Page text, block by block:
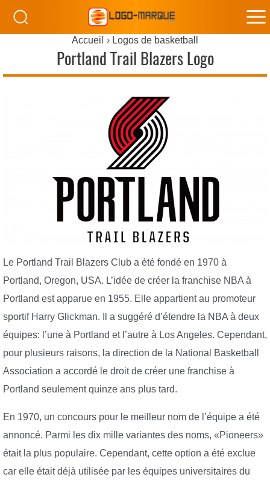
Accueil Logos de basketball
Portland Trail Blazers Logo
Le Portland Trail Blazers Club a été fondé en 1970 à
Portland, Oregon, USA. L’idée de créer la franchise NBA à
Portland est apparue en 1955. Elle appartient au promoteur
sportif Harry Glickman. Il a suggéré d’étendre la NBA à deux
équipes: l’une à Portland et l’autre à Los Angeles. Cependant,
pour plusieurs raisons, la direction de la National Basketball
Association a accordé le droit de créer une franchise à
Portland seulement quinze ans plus tard.
En 1970, un concours pour le meilleur nom de l’équipe a été
annoncé. Parmi les dix mille variantes des noms, «Pioneers»
était la plus populaire. Cependant, cette option a été exclue
car elle était déjà utilisée par les équipes universitaires du